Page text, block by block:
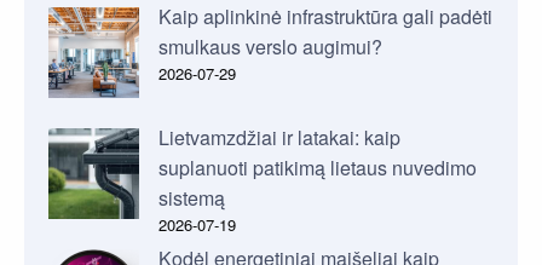
Kaip aplinkinė infrastruktūra gali padėti
smulkaus verslo augimui?
2026-07-29
Lietvamzdžiai ir latakai: kaip
suplanuoti patikimą lietaus nuvedimo
sistemą
2026-07-19
Kodėl energetiniai maišeliai kaip